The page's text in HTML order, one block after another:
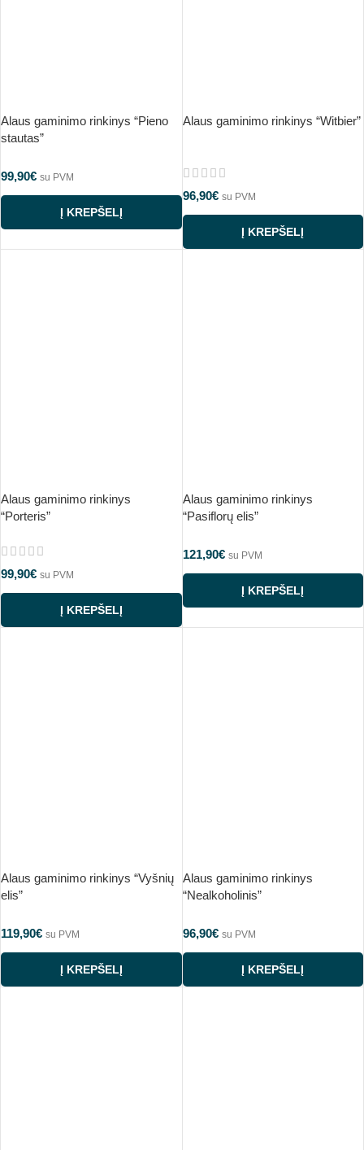
Alaus gaminimo rinkinys “Pieno
stautas”
99,90€ su PVM
Į KREPŠELĮ
Alaus gaminimo rinkinys “Witbier”
96,90€ su PVM
Į KREPŠELĮ
Alaus gaminimo rinkinys
“Porteris”
99,90€ su PVM
Į KREPŠELĮ
Alaus gaminimo rinkinys
“Pasiflorų elis”
121,90€ su PVM
Į KREPŠELĮ
Alaus gaminimo rinkinys “Vyšnių
elis”
119,90€ su PVM
Į KREPŠELĮ
Alaus gaminimo rinkinys
“Nealkoholinis”
96,90€ su PVM
Į KREPŠELĮ